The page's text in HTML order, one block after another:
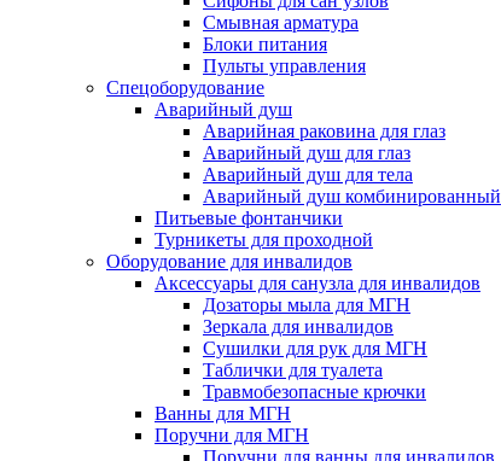
Смывная арматура
Блоки питания
Пульты управления
Спецоборудование
Аварийный душ
Аварийная раковина для глаз
Аварийный душ для глаз
Аварийный душ для тела
Аварийный душ комбинированный
Питьевые фонтанчики
Турникеты для проходной
Оборудование для инвалидов
Аксессуары для санузла для инвалидов
Дозаторы мыла для МГН
Зеркала для инвалидов
Сушилки для рук для МГН
Таблички для туалета
Травмобезопасные крючки
Ванны для МГН
Поручни для МГН
Поручни для ванны для инвалидов